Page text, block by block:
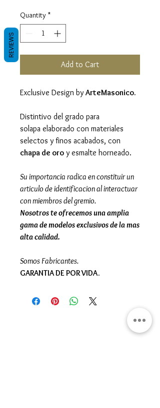
Quantity *
Add to Cart
Exclusive Design by ArteMasonico.
Distintivo del grado para
solapa elaborado con materiales
selectos y finos acabados, con
chapa de oro y esmalte horneado.
Su importancia radica en constituir un
articulo de identificacion al interactuar
con miembros del gremio.
Nosotros te ofrecemos una amplia
gama de modelos exclusivos de la mas
alta calidad.
Somos Fabricantes.
GARANTIA DE POR VIDA.
REVIEWS